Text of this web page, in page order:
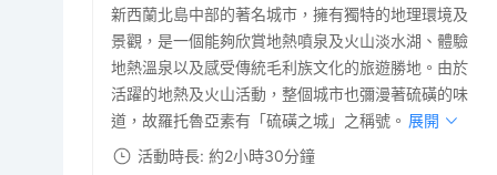
新西蘭北島中部的著名城市，擁有獨特的地理環境及
景觀，是一個能夠欣賞地熱噴泉及火山淡水湖、體驗
地熱溫泉以及感受傳統毛利族文化的旅遊勝地。由於
活躍的地熱及火山活動，整個城市也彌漫著硫磺的味
道，故羅托魯亞素有「硫磺之城」之稱號。 展開
活動時長: 約2小時30分鐘